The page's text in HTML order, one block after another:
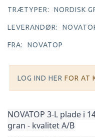
TRÆTYPER: NORDISK
LEVERANDØR:
FRA: NOVATOP
LOG IND HER FOR AT
NOVATOP 3-L plade i
gran - kvalitet A/B